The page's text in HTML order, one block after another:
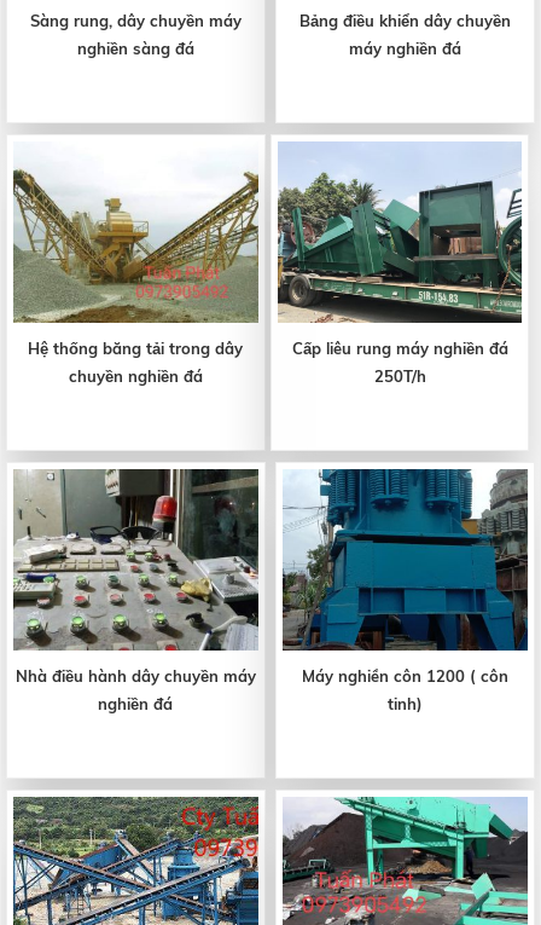
Sàng rung, dây chuyền máy
nghiền sàng đá
Bảng điều khiển dây chuyền
máy nghiền đá
Hệ thống băng tải trong dây
chuyền nghiền đá
Cấp liêu rung máy nghiền đá
250T/h
Nhà điều hành dây chuyền máy
nghiền đá
Máy nghiền côn 1200 ( côn
tinh)